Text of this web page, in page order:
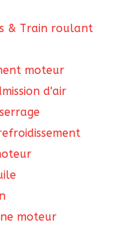
& Train roulant
moteur
d'air
moteur